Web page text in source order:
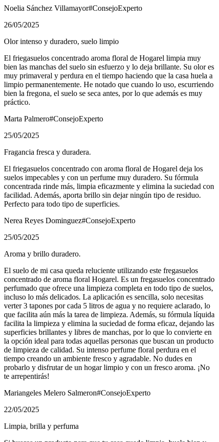
Noelia Sánchez Villamayor#ConsejoExperto
26/05/2025
Olor intenso y duradero, suelo limpio
El friegasuelos concentrado aroma floral de Hogarel limpia muy
bien las manchas del suelo sin esfuerzo y lo deja brillante. Su olor es
muy primaveral y perdura en el tiempo haciendo que la casa huela a
limpio permanentemente. He notado que cuando lo uso, escurriendo
bien la fregona, el suelo se seca antes, por lo que además es muy
práctico.
Marta Palmero#ConsejoExperto
25/05/2025
Fragancia fresca y duradera.
El friegasuelos concentrado con aroma floral de Hogarel deja los
suelos impecables y con un perfume muy duradero. Su fórmula
concentrada rinde más, limpia eficazmente y elimina la suciedad con
facilidad. Además, aporta brillo sin dejar ningún tipo de residuo.
Perfecto para todo tipo de superficies.
Nerea Reyes Dominguez#ConsejoExperto
25/05/2025
Aroma y brillo duradero.
El suelo de mi casa queda reluciente utilizando este fregasuelos
concentrado de aroma floral Hogarel. Es un fregasuelos concentrado
perfumado que ofrece una limpieza completa en todo tipo de suelos,
incluso lo más delicados. La aplicación es sencilla, solo necesitas
verter 3 tapones por cada 5 litros de agua y no requiere aclarado, lo
que facilita aún más la tarea de limpieza. Además, su fórmula líquida
facilita la limpieza y elimina la suciedad de forma eficaz, dejando las
superficies brillantes y libres de manchas, por lo que lo convierte en
la opción ideal para todas aquellas personas que buscan un producto
de limpieza de calidad. Su intenso perfume floral perdura en el
tiempo creando un ambiente fresco y agradable. No dudes en
probarlo y disfrutar de un hogar limpio y con un fresco aroma. ¡No
te arrepentirás!
Mariangeles Melero Salmeron#ConsejoExperto
22/05/2025
Limpia, brilla y perfuma